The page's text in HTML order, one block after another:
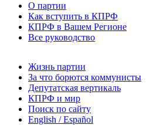
О партии
Как вступить в КПРФ
КПРФ в Вашем Регионе
Все руководство
Жизнь партии
За что борются коммунисты
Депутатская вертикаль
КПРФ и мир
Поиск по сайту
English / Español